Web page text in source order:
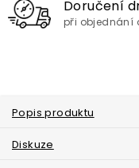
Doručení
při objednání
Popis produktu
Diskuze